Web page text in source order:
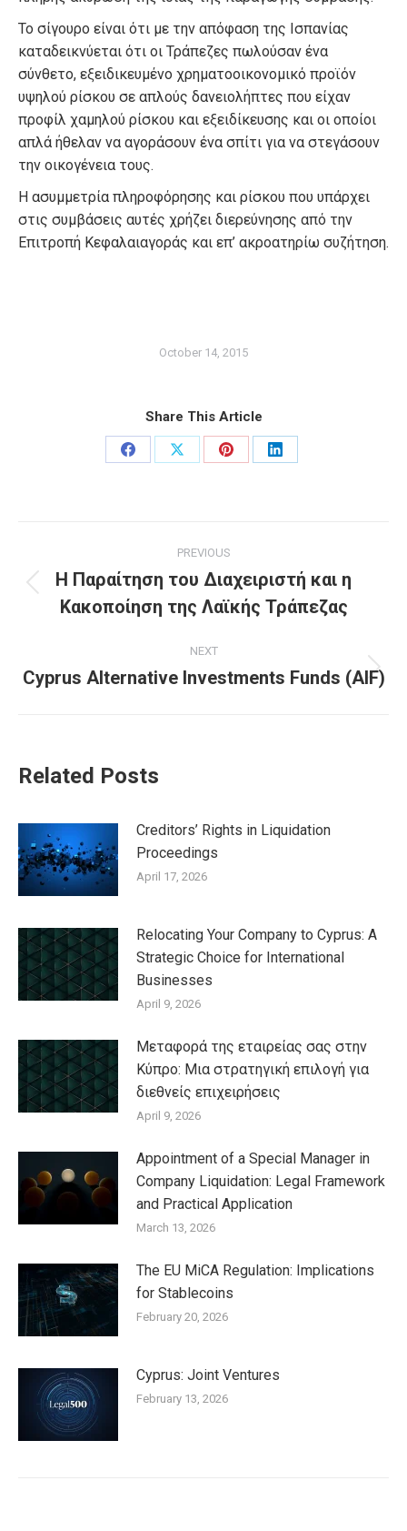
Το σίγουρο είναι ότι με την απόφαση της Ισπανίας
καταδεικνύεται ότι οι Τράπεζες πωλούσαν ένα
σύνθετο, εξειδικευμένο χρηματοοικονομικό προϊόν
υψηλού ρίσκου σε απλούς δανειολήπτες που είχαν
προφίλ χαμηλού ρίσκου και εξειδίκευσης και οι οποίοι
απλά ήθελαν να αγοράσουν ένα σπίτι για να στεγάσουν
την οικογένεια τους.
Η ασυμμετρία πληροφόρησης και ρίσκου που υπάρχει
στις συμβάσεις αυτές χρήζει διερεύνησης από την
Επιτροπή Κεφαλαιαγοράς και επ’ ακροατηρίω συζήτηση.
October 14, 2015
Share This Article
Share
Share
Share
Share
navigation
PREVIOUS
Previous
post:
Η Παραίτηση του Διαχειριστή και η
Κακοποίηση της Λαϊκής Τράπεζας
NEXT
Next
Cyprus Alternative Investments Funds (AIF)
Related Posts
Creditors’ Rights in Liquidation
Proceedings
April 17, 2026
Relocating Your Company to Cyprus: A
Strategic Choice for International
Businesses
April 9, 2026
Μεταφορά της εταιρείας σας στην
Κύπρο: Μια στρατηγική επιλογή για
διεθνείς επιχειρήσεις
April 9, 2026
Appointment of a Special Manager in
Company Liquidation: Legal Framework
and Practical Application
March 13, 2026
The EU MiCA Regulation: Implications
for Stablecoins
February 20, 2026
Cyprus: Joint Ventures
February 13, 2026